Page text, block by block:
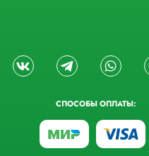
СПОСОБЫ ОПЛАТЫ: